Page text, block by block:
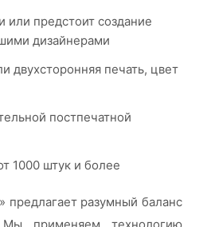
или предстоит создание
дизайнерами
двухсторонняя печать, цвет
постпечатной
1000 штук и более
предлагает разумный баланс